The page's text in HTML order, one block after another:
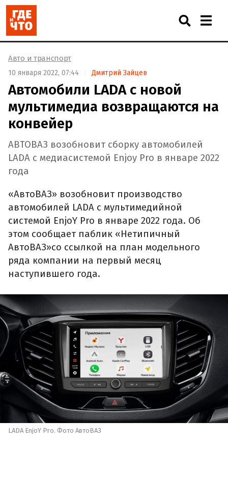
Авто и транспорт
10 января 2022, 07:44 Дмитрий Зайцев
Автомобили LADA с новой
мультимедиа возвращаются на
конвейер
АВТОВАЗ возобновит сборку автомобилей
LADA с медиасистемой Enjoy Pro в январе 2022
года
«АвтоВАЗ» возобновит производство
автомобилей LADA с мультимедийной
системой EnjoY Pro в январе 2022 года. Об
этом сообщает паблик «Нетипичный
АвтоВАЗ»со ссылкой на план модельного
ряда компании на первый месяц
наступившего года.
LADA EnjoY Pro. Фото АвтоВАЗ